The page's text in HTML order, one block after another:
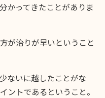
かってきたことがありま
が治りが早いということ
ないに越したことがな
ントであるということ。